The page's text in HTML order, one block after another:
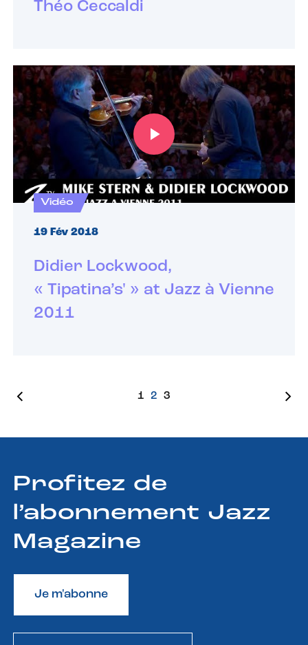
Théo Ceccaldi
Vidéo
19 Fév 2018
Didier Lockwood,
« Tipatina’s' » at Jazz à Vienne
2011
1 2 3
Profitez de
l’abonnement Jazz
Magazine
Je m'abonne